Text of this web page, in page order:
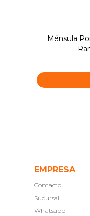
Ménsula
EMPRESA
Contacto
Sucursal
Whatsapp